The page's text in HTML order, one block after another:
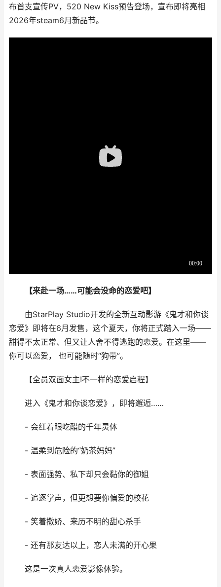
布首支宣传PV，520 New Kiss预告登场，宣布即将亮相
2026年steam6月新品节。
【来赴一场……可能会没命的恋爱吧】
由StarPlay Studio开发的全新互动影游《鬼才和你谈
恋爱》即将在6月发售，这个夏天，你将正式踏入一场——
甜得不太正常、但又让人舍不得逃跑的恋爱。在这里——
你可以恋爱， 也可能随时“狗带”。
【全员双面女主!不一样的恋爱启程】
进入《鬼才和你谈恋爱》，即将邂逅……
- 会红着眼吃醋的千年灵体
- 温柔到危险的“奶茶妈妈”
- 表面强势、私下却只会黏你的御姐
- 追逐掌声，但更想要你偏爱的校花
- 笑着撒娇、来历不明的甜心杀手
- 还有那友达以上，恋人未满的开心果
这是一次真人恋爱影像体验。